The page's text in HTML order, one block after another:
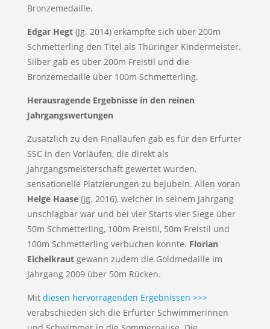
Bronzemedaille.
Edgar Hegt (Jg. 2014) erkämpfte sich über 200m
Schmetterling den Titel als Thüringer Kindermeister.
Silber gab es über 200m Freistil und die
Bronzemedaille über 100m Schmetterling.
Herausragende Ergebnisse in den reinen
Jahrgangswertungen
Zusätzlich zu den Finalläufen gab es für den Erfurter
SSC in den Vorläufen, die direkt als
Jahrgangsmeisterschaft gewertet wurden,
sensationelle Platzierungen zu bejubeln. Allen voran
Helge Haase (Jg. 2016), welcher in seinem Jahrgang
unschlagbar war und bei vier Starts vier Siege über
50m Schmetterling, 100m Freistil, 50m Freistil und
100m Schmetterling verbuchen konnte. Florian
Eichelkrautgewann zudem die Goldmedaille im
Jahrgang 2009 über 50m Rücken.
Mit diesen hervorragenden Ergebnissen >>>
verabschieden sich die Erfurter Schwimmerinnen